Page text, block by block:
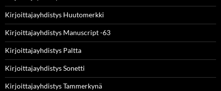
Kirjoittajayhdistys Huutomerkki
Kirjoittajayhdistys Manuscript -63
Kirjoittajayhdistys Paltta
Kirjoittajayhdistys Sonetti
Kirjoittajayhdistys Tammerkynä